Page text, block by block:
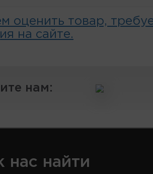
оценить товар,
на сайте.
нам:
нас найти